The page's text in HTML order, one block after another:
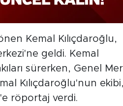
Kemal Kılıçdaroğlu,
geldi. Kemal
sürerken, Genel
Kılıçdaroğlu'nun ekibi,
röportaj verdi.